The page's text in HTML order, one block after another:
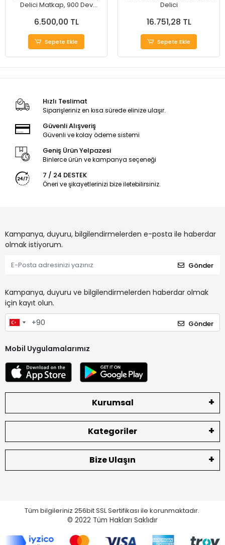
Delici Matkap, 900 Dev
Mavi
6.500,00 TL
Sepete Ekle
Delici
16.751,28 TL
Sepete Ekle
Hızlı Teslimat
Siparişleriniz en kısa sürede elinize ulaşır.
Güvenli Alışveriş
Güvenli ve kolay ödeme sistemi
Geniş Ürün Yelpazesi
Binlerce ürün ve kampanya seçeneği
7 / 24 DESTEK
Öneri ve şikayetlerinizi bize iletebilirsiniz.
Kampanya, duyuru, bilgilendirmelerden e-posta ile haberdar
olmak istiyorum.
Gönder
Kampanya, duyuru ve bilgilendirmelerden haberdar olmak
için kayıt olun.
Gönder
Mobil Uygulamalarımız
Kurumsal
Kategoriler
Bize Ulaşın
Tüm bilgileriniz 256bit SSL Sertifikası ile korunmaktadır.
© 2022 Tüm Hakları Saklıdır